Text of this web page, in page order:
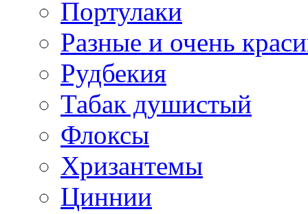
Портулаки
Разные и очень
Рудбекия
Табак душистый
Флоксы
Хризантемы
Циннии